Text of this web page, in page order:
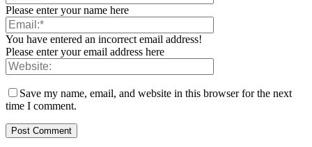
Please enter your name here
You have entered an incorrect email address!
Please enter your email address here
Save my name, email, and website in this browser for the next
time I comment.